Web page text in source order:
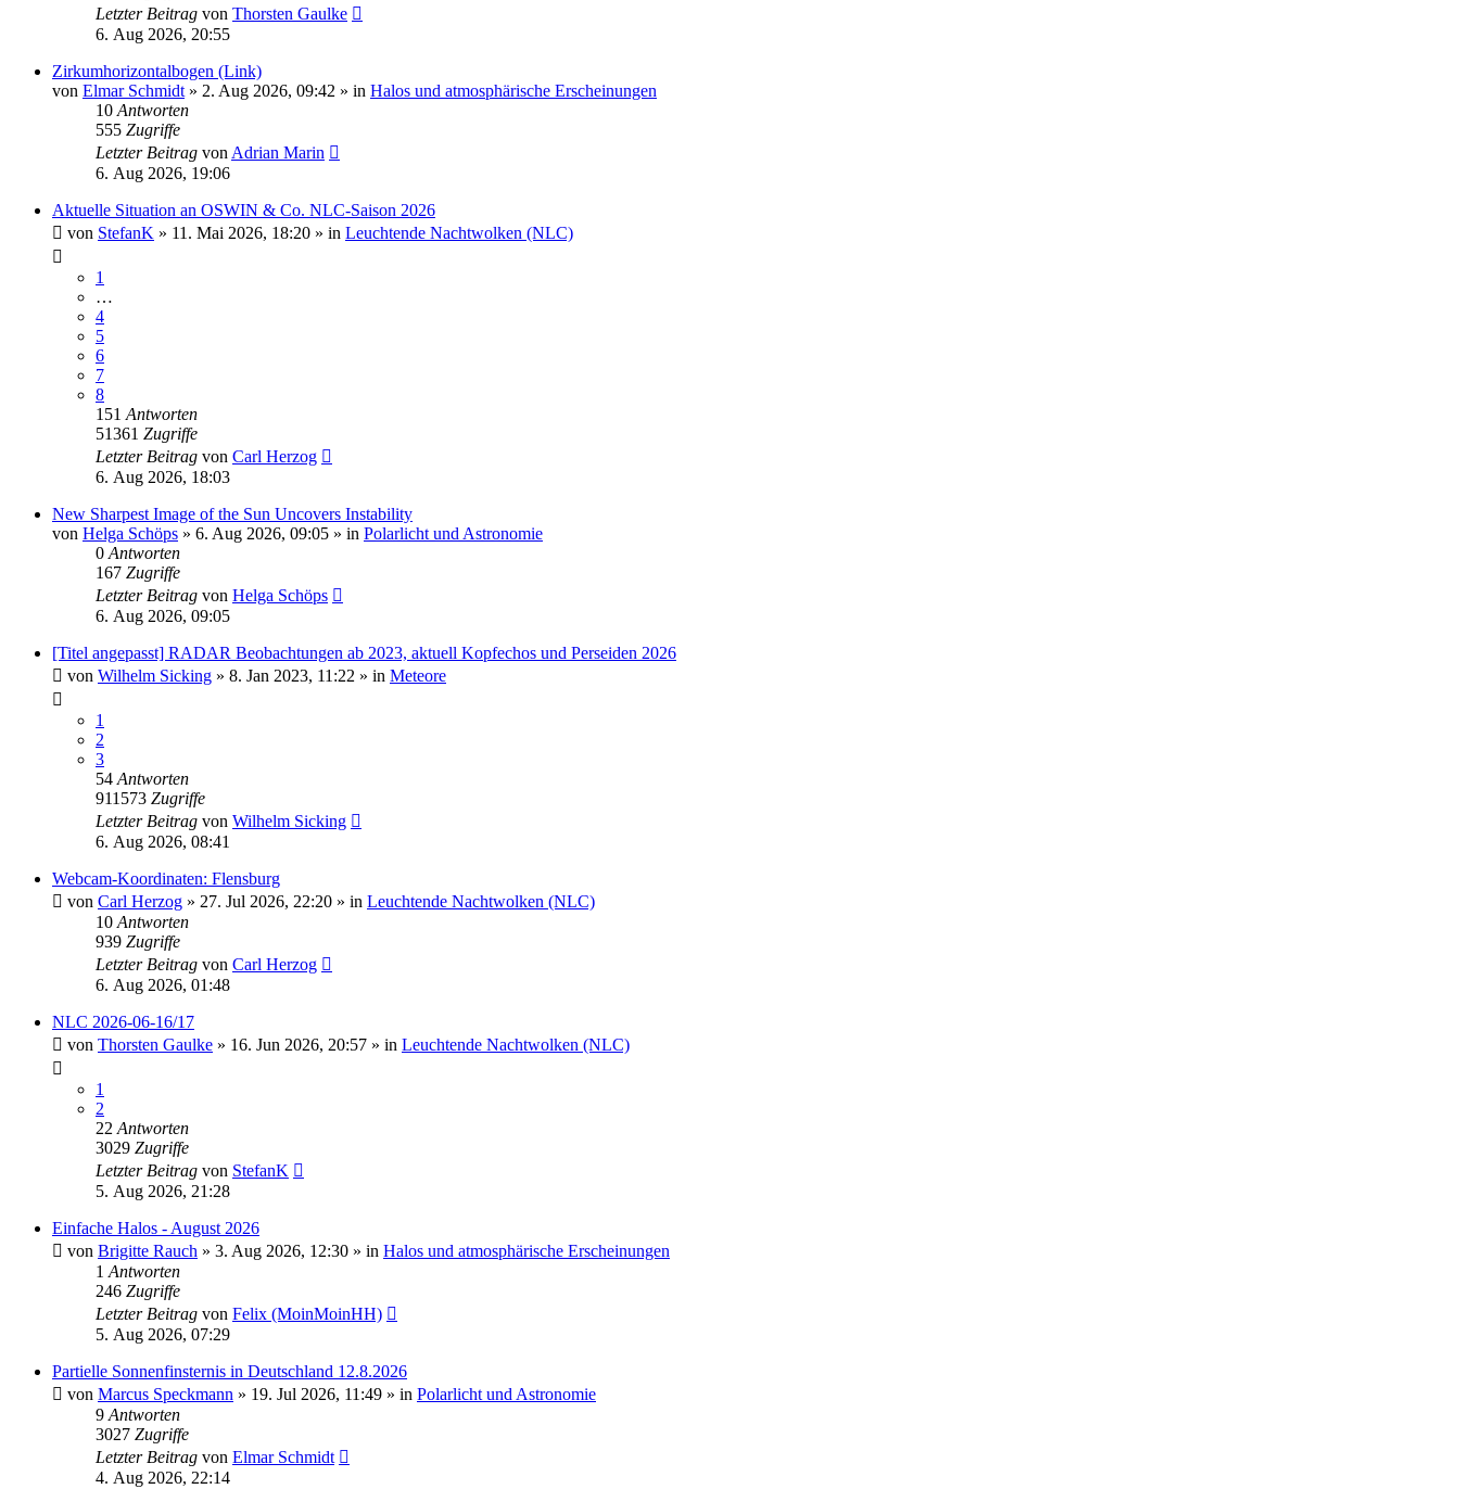
Letzter Beitrag von Thorsten Gaulke
6. Aug 2026, 20:55
Zirkumhorizontalbogen (Link)
von Elmar Schmidt » 2. Aug 2026, 09:42 » in Halos und atmosphärische Erscheinungen
10 Antworten
555 Zugriffe
Letzter Beitrag von Adrian Marin
6. Aug 2026, 19:06
Aktuelle Situation an OSWIN & Co. NLC-Saison 2026
von StefanK » 11. Mai 2026, 18:20 » in Leuchtende Nachtwolken (NLC)
1
…
4
5
6
7
8
151 Antworten
51361 Zugriffe
Letzter Beitrag von Carl Herzog
6. Aug 2026, 18:03
New Sharpest Image of the Sun Uncovers Instability
von Helga Schöps » 6. Aug 2026, 09:05 » in Polarlicht und Astronomie
0 Antworten
167 Zugriffe
Letzter Beitrag von Helga Schöps
6. Aug 2026, 09:05
[Titel angepasst] RADAR Beobachtungen ab 2023, aktuell Kopfechos und Perseiden 2026
von Wilhelm Sicking » 8. Jan 2023, 11:22 » in Meteore
1
2
3
54 Antworten
911573 Zugriffe
Letzter Beitrag von Wilhelm Sicking
6. Aug 2026, 08:41
Webcam-Koordinaten: Flensburg
von Carl Herzog » 27. Jul 2026, 22:20 » in Leuchtende Nachtwolken (NLC)
10 Antworten
939 Zugriffe
Letzter Beitrag von Carl Herzog
6. Aug 2026, 01:48
NLC 2026-06-16/17
von Thorsten Gaulke » 16. Jun 2026, 20:57 » in Leuchtende Nachtwolken (NLC)
1
2
22 Antworten
3029 Zugriffe
Letzter Beitrag von StefanK
5. Aug 2026, 21:28
Einfache Halos - August 2026
von Brigitte Rauch » 3. Aug 2026, 12:30 » in Halos und atmosphärische Erscheinungen
1 Antworten
246 Zugriffe
Letzter Beitrag von Felix (MoinMoinHH)
5. Aug 2026, 07:29
Partielle Sonnenfinsternis in Deutschland 12.8.2026
von Marcus Speckmann » 19. Jul 2026, 11:49 » in Polarlicht und Astronomie
9 Antworten
3027 Zugriffe
Letzter Beitrag von Elmar Schmidt
4. Aug 2026, 22:14